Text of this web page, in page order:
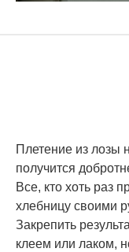
Плетение из лозы
получится
Все, кто хоть раз
хлебницу своими
Закрепить
клеем или лаком,